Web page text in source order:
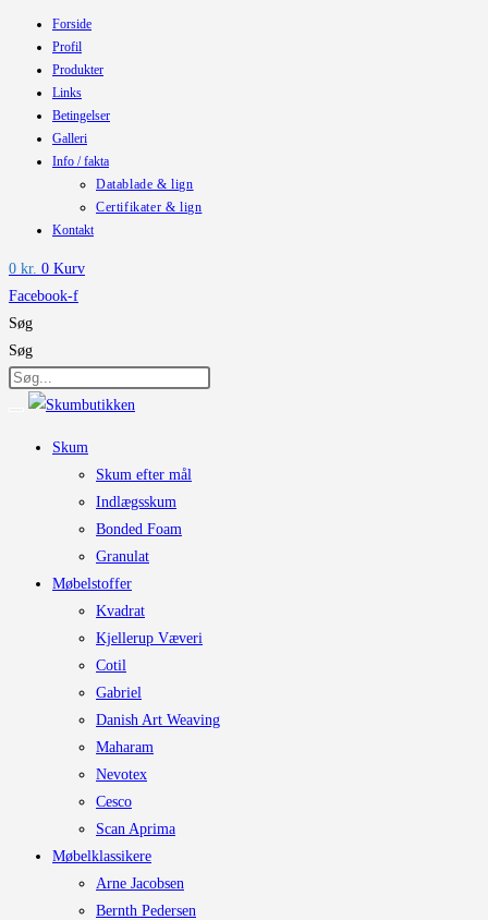
Forside
Profil
Produkter
Links
Betingelser
Galleri
Info / fakta
Datablade & lign
Certifikater & lign
Kontakt
0 kr. 0 Kurv
Facebook-f
Søg
Søg
Skum
Skum efter mål
Indlægsskum
Bonded Foam
Granulat
Møbelstoffer
Kvadrat
Kjellerup Væveri
Cotil
Gabriel
Danish Art Weaving
Maharam
Nevotex
Cesco
Scan Aprima
Møbelklassikere
Arne Jacobsen
Bernth Pedersen